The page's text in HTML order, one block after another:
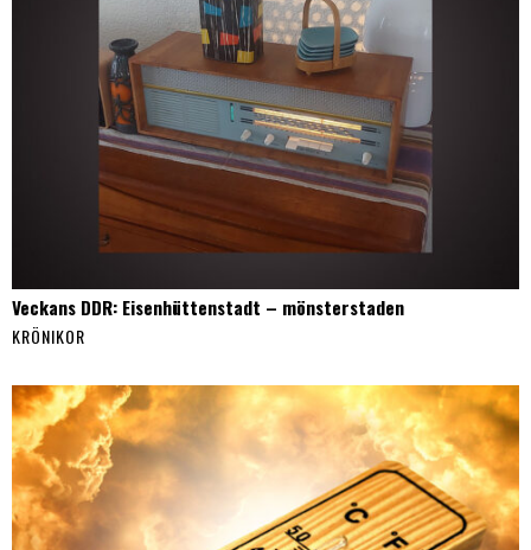
Veckans DDR: Eisenhüttenstadt – mönsterstaden
KRÖNIKOR